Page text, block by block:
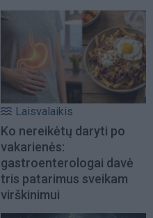
Laisvalaikis
Ko nereikėtų daryti po
vakarienės:
gastroenterologai davė
tris patarimus sveikam
virškinimui